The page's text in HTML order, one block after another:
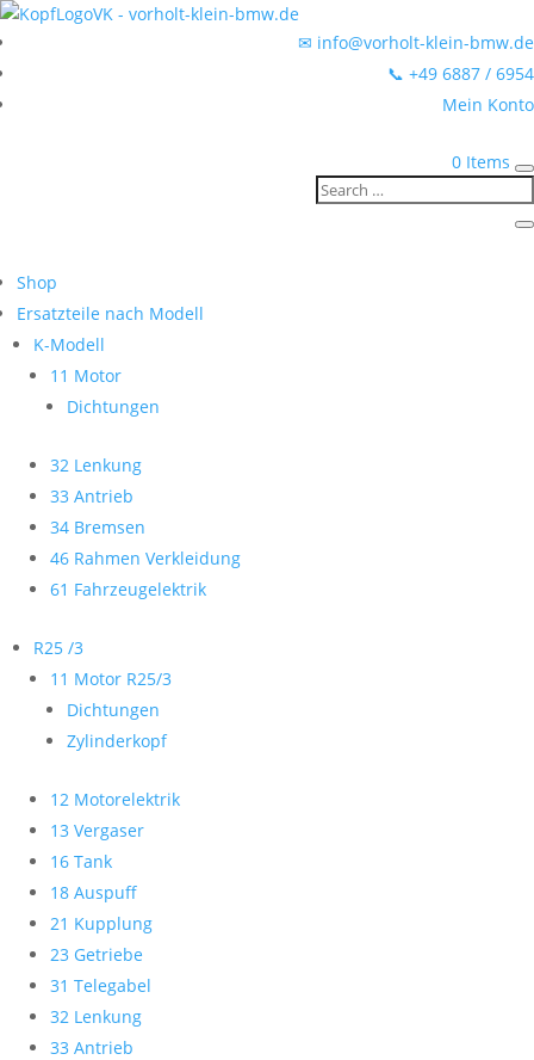
✉ info@vorholt-klein-bmw.de
📞 +49 6887 / 6954
Mein Konto
0 Items
Shop
Ersatzteile nach Modell
K-Modell
11 Motor
Dichtungen
32 Lenkung
33 Antrieb
34 Bremsen
46 Rahmen Verkleidung
61 Fahrzeugelektrik
R25 /3
11 Motor R25/3
Dichtungen
Zylinderkopf
12 Motorelektrik
13 Vergaser
16 Tank
18 Auspuff
21 Kupplung
23 Getriebe
31 Telegabel
32 Lenkung
33 Antrieb